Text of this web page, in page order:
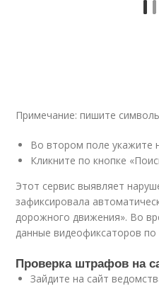
Примечание: пишите
Во втором поле укажите
Кликните по кнопке
Этот сервис выявляет
зафиксировала
дорожного движения». Во
данные видеофиксаторов по
Проверка штрафов на
Зайдите на сайт